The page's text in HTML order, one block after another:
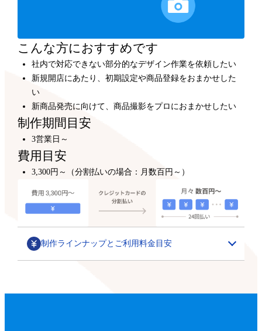
プロのデザイナーが、テンプレートをもとにショップデ
こんな方におすすめです
社内で対応できない部分的なデザイン作業を依頼したい
新規開店にあたり、初期設定や商品登録をおまかせした
い
新商品発売に向けて、商品撮影をプロにおまかせしたい
制作期間目安
3営業日～
費用目安
3,300円～（分割払いの場合：月数百円～）
制作ラインナップとご利用料金目安